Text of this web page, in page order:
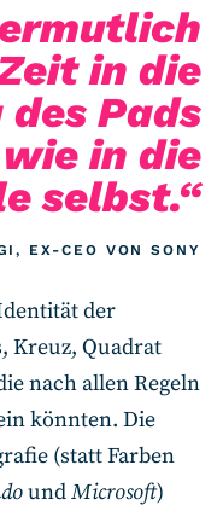
in die
Pads
in die
selbst.“
EX-CEO VON SONY
der
Kreuz, Quadrat
nach allen Regeln
könnten. Die
(statt Farben
undMicrosoft)